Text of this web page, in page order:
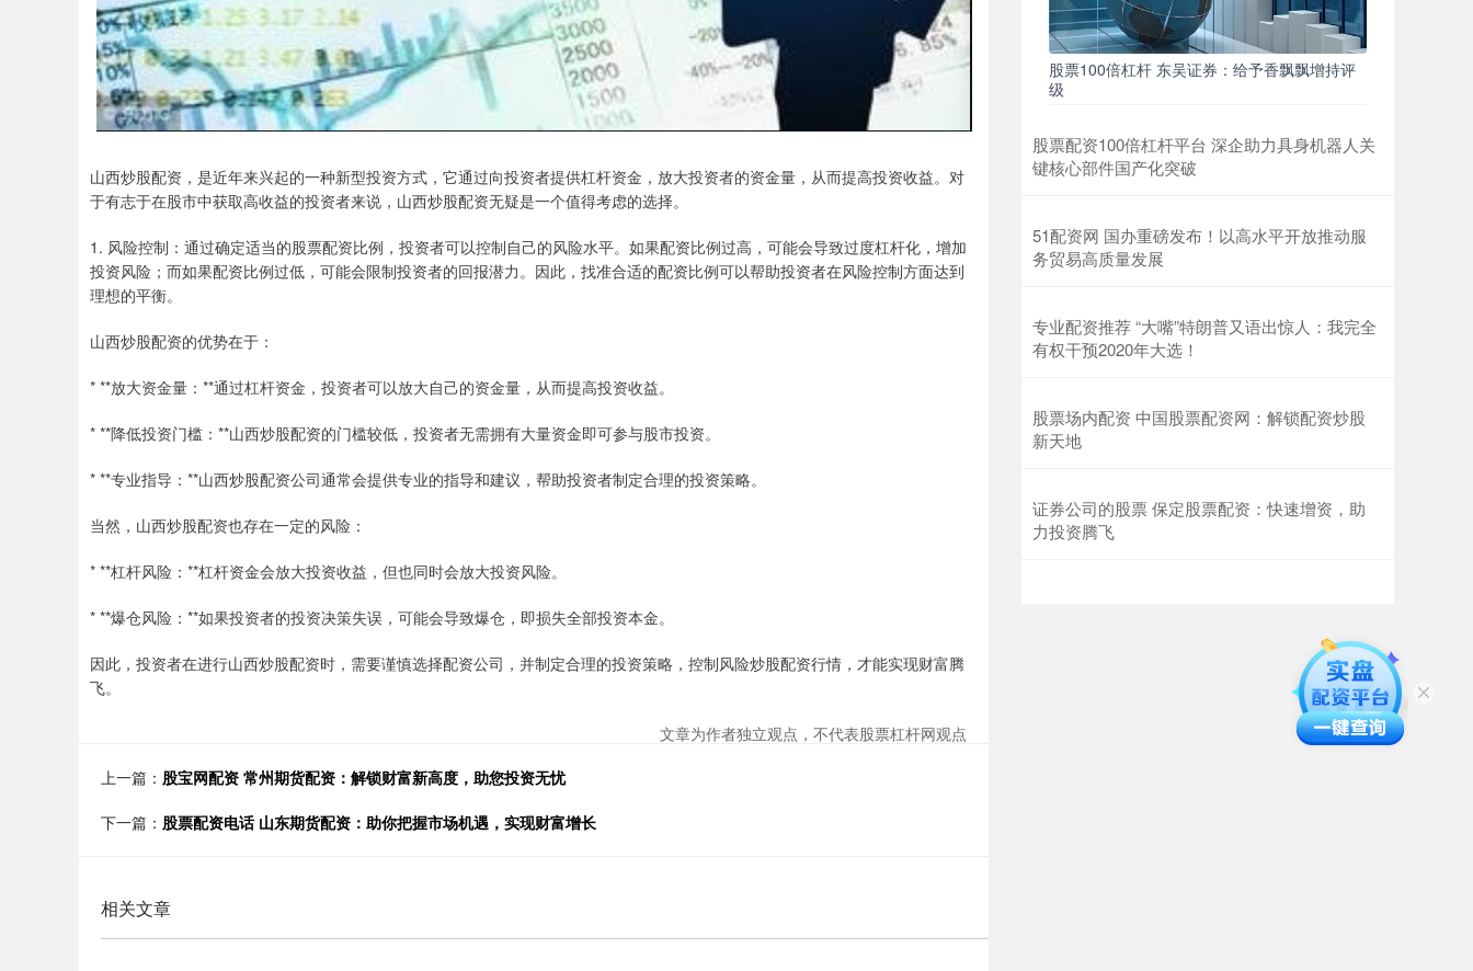
山西炒股配资，是近年来兴起的一种新型投资方式，它通过向投资者提供杠杆资金，放大投资者的资金量，从而提高投资收益。对
于有志于在股市中获取高收益的投资者来说，山西炒股配资无疑是一个值得考虑的选择。
1. 风险控制：通过确定适当的股票配资比例，投资者可以控制自己的风险水平。如果配资比例过高，可能会导致过度杠杆化，增加
投资风险；而如果配资比例过低，可能会限制投资者的回报潜力。因此，找准合适的配资比例可以帮助投资者在风险控制方面达到
理想的平衡。
山西炒股配资的优势在于：
* **放大资金量：**通过杠杆资金，投资者可以放大自己的资金量，从而提高投资收益。
* **降低投资门槛：**山西炒股配资的门槛较低，投资者无需拥有大量资金即可参与股市投资。
* **专业指导：**山西炒股配资公司通常会提供专业的指导和建议，帮助投资者制定合理的投资策略。
当然，山西炒股配资也存在一定的风险：
* **杠杆风险：**杠杆资金会放大投资收益，但也同时会放大投资风险。
* **爆仓风险：**如果投资者的投资决策失误，可能会导致爆仓，即损失全部投资本金。
因此，投资者在进行山西炒股配资时，需要谨慎选择配资公司，并制定合理的投资策略，控制风险炒股配资行情，才能实现财富腾
飞。
文章为作者独立观点，不代表股票杠杆网观点
上一篇： 股宝网配资 常州期货配资：解锁财富新高度，助您投资无忧
下一篇： 股票配资电话 山东期货配资：助你把握市场机遇，实现财富增长
相关文章
股票100倍杠杆 东吴证券：给予香飘飘增持评
级
股票配资100倍杠杆平台 深企助力具身机器人关
键核心部件国产化突破
51配资网 国办重磅发布！以高水平开放推动服
务贸易高质量发展
专业配资推荐 “大嘴”特朗普又语出惊人：我完全
有权干预2020年大选！
股票场内配资 中国股票配资网：解锁配资炒股
新天地
证券公司的股票 保定股票配资：快速增资，助
力投资腾飞